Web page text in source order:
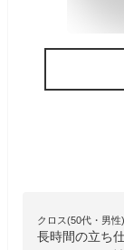
クロス(50代・男性)
長時間の立ち